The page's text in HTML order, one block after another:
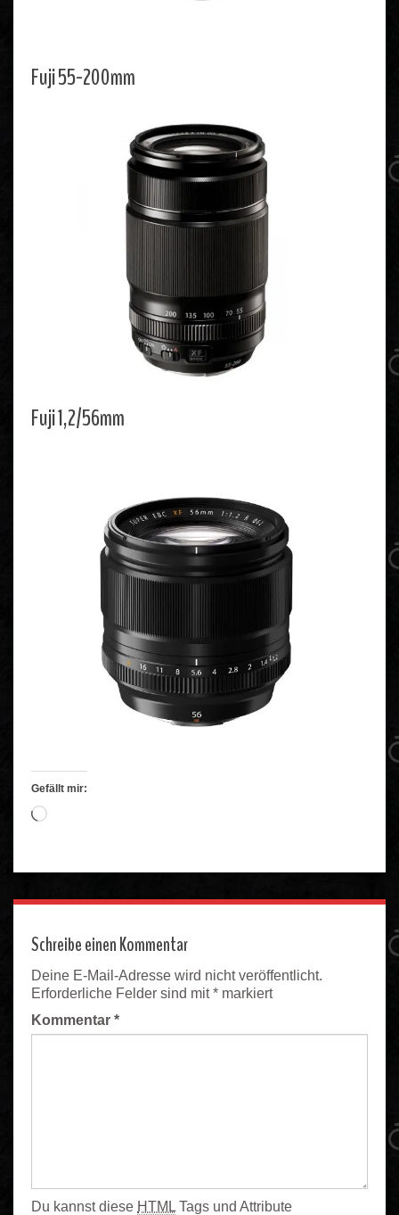
Fuji 55-200mm
Fuji 1,2/56mm
Gefällt mir:
Wird
Schreibe einen Kommentar
Deine E-Mail-Adresse wird nicht veröffentlicht.
Erforderliche Felder sind mit* markiert
Kommentar *
Du kannst diese HTML Tags und Attribute